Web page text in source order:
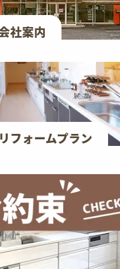
社案内
フォームプラン